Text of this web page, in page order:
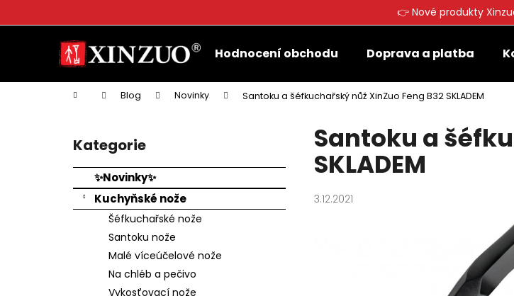
👉 Nové produkty
Hodnocení obchodu Doprava a platba
Domů Blog Novinky Santoku a šéfkuchařský nůž XinZuo Feng B32 SKLADEM
Přeskočit
kategorie
Kategorie
✨Novinky✨
Kuchyňské nože
Šéfkuchařské nože
Santoku nože
Malé víceúčelové nože
Na chléb a pečivo
Vykosťovací nože
Santoku a
SKLADEM
3.12.2021
o
k Co potřebujete najít?